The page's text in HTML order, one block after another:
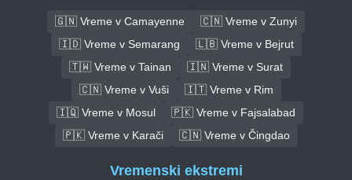
🇬🇳 Vreme v Camayenne
🇨🇳 Vreme v Zunyi
🇮🇩 Vreme v Semarang
🇱🇧 Vreme v Bejrut
🇹🇼 Vreme v Tainan
🇮🇳 Vreme v Surat
🇨🇳 Vreme v Vuši
🇮🇹 Vreme v Rim
🇮🇶 Vreme v Mosul
🇵🇰 Vreme v Fajsalabad
🇵🇰 Vreme v Karači
🇨🇳 Vreme v Čingdao
Vremenski ekstremi